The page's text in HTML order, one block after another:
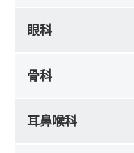
眼科
骨科
耳鼻喉科